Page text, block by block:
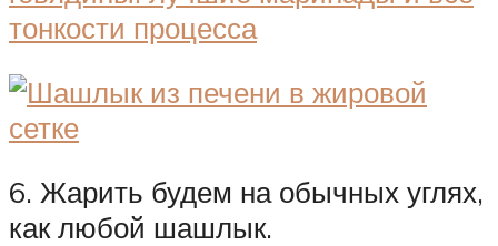
6. Жарить будем на обычных углях,
как любой шашлык.